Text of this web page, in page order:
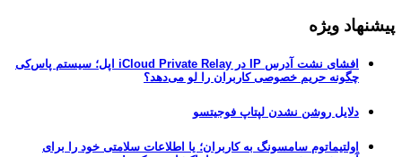
پیشنهاد ویژه
افشای نشت آدرس IP در iCloud Private Relay اپل؛ سیستم پاس‌کی
چگونه حریم خصوصی کاربران را لو می‌دهد؟
دلایل روشن نشدن لپتاپ فوجیتسو
اولتیماتوم سامسونگ به کاربران؛ یا اطلاعات سلامتی خود را برای